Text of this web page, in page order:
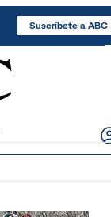
Suscríbete a ABC